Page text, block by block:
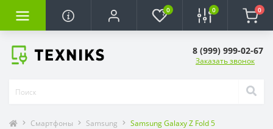
0 0 0
8 (999) 999-02-67
Заказать звонок
Смартфоны Samsung Samsung Galaxy Z Fold 5